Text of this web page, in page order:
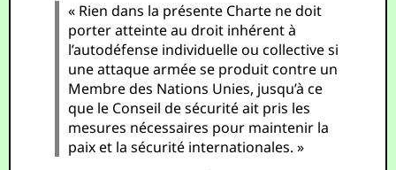
« Rien dans la présente Charte ne doit
porter atteinte au droit inhérent à
l’autodéfense individuelle ou collective si
une attaque armée se produit contre un
Membre des Nations Unies, jusqu’à ce
que le Conseil de sécurité ait pris les
mesures nécessaires pour maintenir la
paix et la sécurité internationales. »